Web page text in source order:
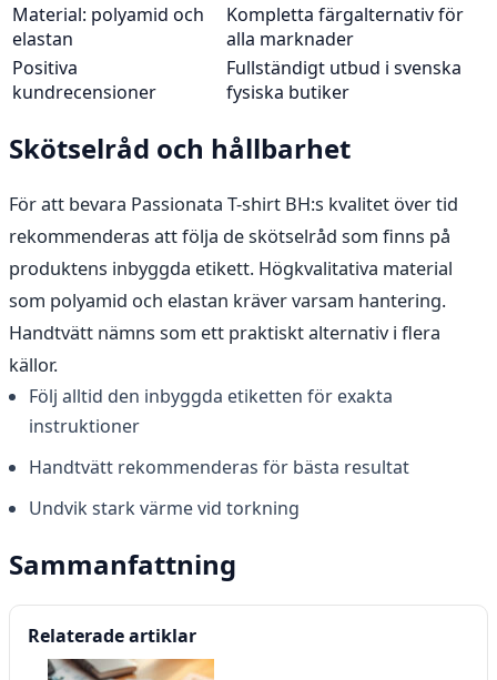
Material: polyamid och
elastan
Kompletta färgalternativ för
alla marknader
Positiva
kundrecensioner
Fullständigt utbud i svenska
fysiska butiker
Skötselråd och hållbarhet
För att bevara Passionata T-shirt BH:s kvalitet över tid
rekommenderas att följa de skötselråd som finns på
produktens inbyggda etikett. Högkvalitativa material
som polyamid och elastan kräver varsam hantering.
Handtvätt nämns som ett praktiskt alternativ i flera
källor.
Följ alltid den inbyggda etiketten för exakta
instruktioner
Handtvätt rekommenderas för bästa resultat
Undvik stark värme vid torkning
Sammanfattning
Relaterade artiklar